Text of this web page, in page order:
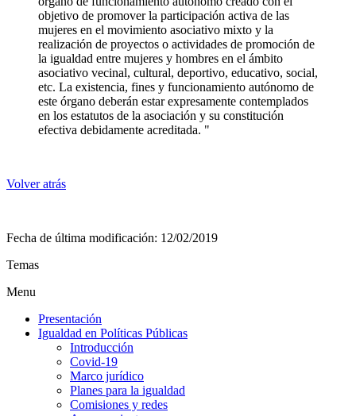
objetivo de promover la participación activa de las
mujeres en el movimiento asociativo mixto y la
realización de proyectos o actividades de promoción de
la igualdad entre mujeres y hombres en el ámbito
asociativo vecinal, cultural, deportivo, educativo, social,
etc. La existencia, fines y funcionamiento autónomo de
este órgano deberán estar expresamente contemplados
en los estatutos de la asociación y su constitución
efectiva debidamente acreditada. "
Volver atrás
Fecha de última modificación: 12/02/2019
Temas
Menu
Presentación
Igualdad en Políticas Públicas
Introducción
Covid-19
Marco jurídico
Planes para la igualdad
Comisiones y redes